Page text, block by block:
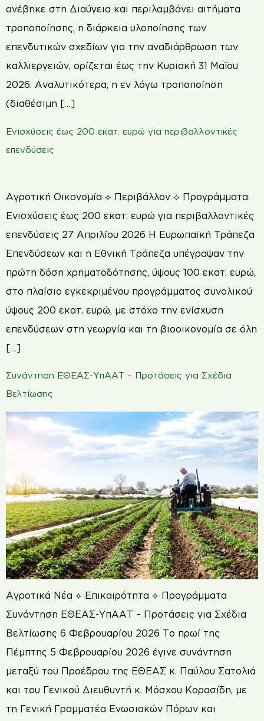
ανέβηκε στη Διαύγεια και περιλαμβάνει αιτήματα
τροποποίησης, η διάρκεια υλοποίησης των
επενδυτικών σχεδίων για την αναδιάρθρωση των
καλλιεργειών, ορίζεται έως την Κυριακή 31 Μαΐου
2026. Αναλυτικότερα, η εν λόγω τροποποίηση
(διαθέσιμη […]
Ενισχύσεις έως 200 εκατ. ευρώ για περιβαλλοντικές
επενδύσεις
Αγροτική Οικονομία ⟡ Περιβάλλον ⟡ Προγράμματα
Ενισχύσεις έως 200 εκατ. ευρώ για περιβαλλοντικές
επενδύσεις 27 Απριλίου 2026 Η Ευρωπαϊκή Τράπεζα
Επενδύσεων και η Εθνική Τράπεζα υπέγραψαν την
πρώτη δόση χρηματοδότησης, ύψους 100 εκατ. ευρώ,
στο πλαίσιο εγκεκριμένου προγράμματος συνολικού
ύψους 200 εκατ. ευρώ, με στόχο την ενίσχυση
επενδύσεων στη γεωργία και τη βιοοικονομία σε όλη
[…]
Συνάντηση ΕΘΕΑΣ-ΥπΑΑΤ – Προτάσεις για Σχέδια
Βελτίωσης
Αγροτικά Νέα ⟡ Επικαιρότητα ⟡ Προγράμματα
Συνάντηση ΕΘΕΑΣ-ΥπΑΑΤ – Προτάσεις για Σχέδια
Βελτίωσης 6 Φεβρουαρίου 2026 Το πρωί της
Πέμπτης 5 Φεβρουαρίου 2026 έγινε συνάντηση
μεταξύ του Προέδρου της ΕΘΕΑΣ κ. Παύλου Σατολιά
και του Γενικού Διευθυντή κ. Μόσχου Κορασίδη, με
τη Γενική Γραμματέα Ενωσιακών Πόρων και